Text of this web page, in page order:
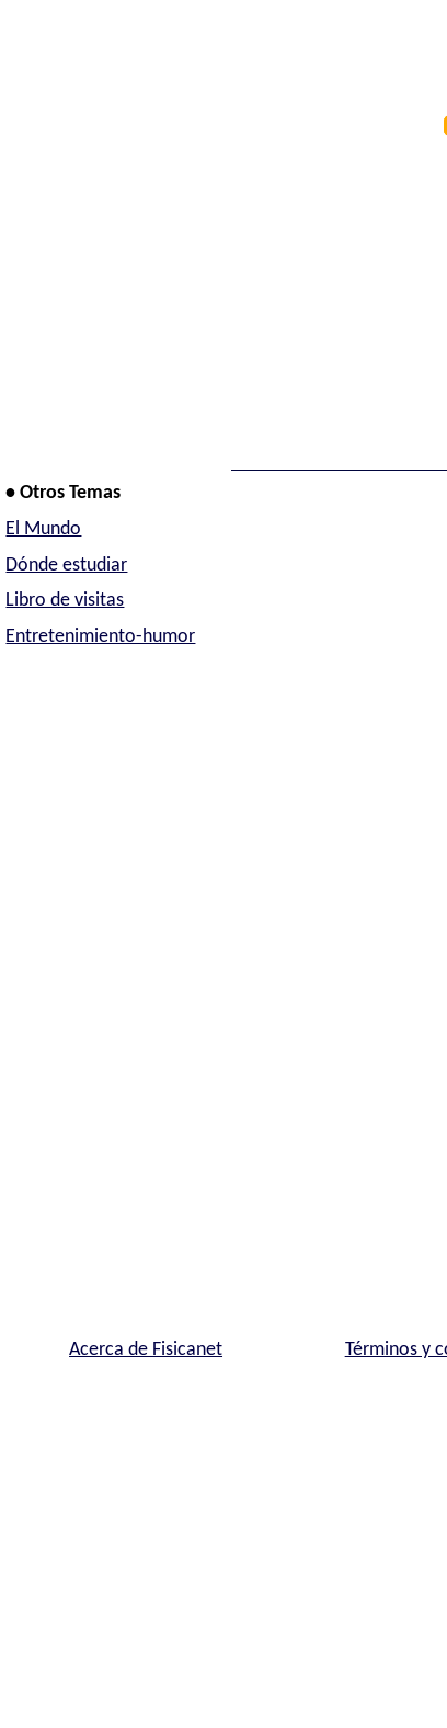
• Otros Temas
El Mundo
Dónde estudiar
Libro de visitas
Entretenimiento-humor
Acerca de Fisicanet Términos y